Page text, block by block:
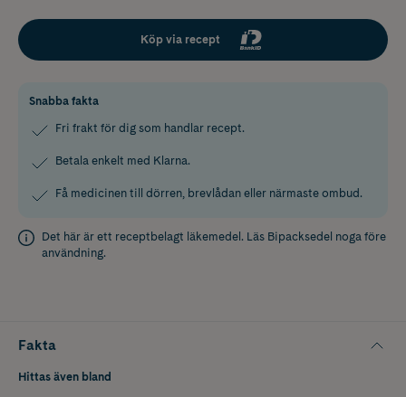
Köp via recept
Snabba fakta
Fri frakt för dig som handlar recept.
Betala enkelt med Klarna.
Få medicinen till dörren, brevlådan eller närmaste ombud.
Det här är ett receptbelagt läkemedel. Läs Bipacksedel noga före
användning.
Fakta
Hittas även bland